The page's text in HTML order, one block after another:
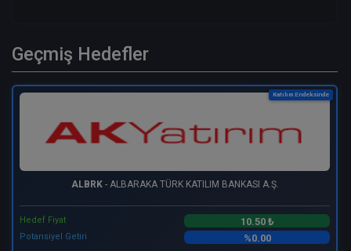
Geçmiş Hedefler
Katılım Endeksinde
ALBRK- ALBARAKA TÜRK KATILIM BANKASI A.Ş.
Hedef Fiyat 10.50 ₺
Potansiyel Getiri %0.00